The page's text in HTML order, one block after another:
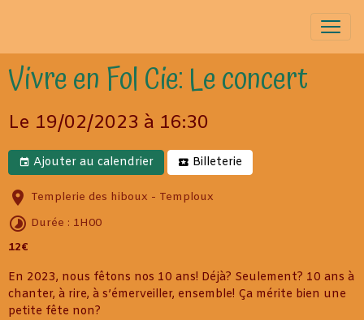
Vivre en Fol Cie: Le concert
Le 19/02/2023 à 16:30
Ajouter au calendrier Billeterie
Templerie des hiboux - Temploux
Durée : 1H00
12€
En 2023, nous fêtons nos 10 ans! Déjà? Seulement? 10 ans à
chanter, à rire, à s’émerveiller, ensemble! Ça mérite bien une
petite fête non?